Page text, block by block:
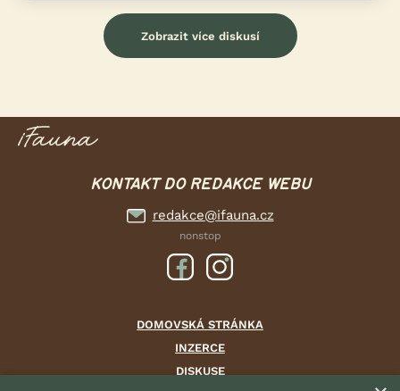
Zobrazit více diskusí
KONTAKT DO REDAKCE WEBU
redakce@ifauna.cz
nonstop
DOMOVSKÁ STRÁNKA
INZERCE
DISKUSE